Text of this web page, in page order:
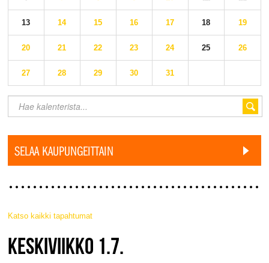
13 14 15 16 17 18 19
20 21 22 23 24 25 26
27 28 29 30 31
SELAA KAUPUNGEITTAIN
Katso kaikki tapahtumat
JAZZ FINLAND LIVE
KESKIVIIKKO 1.7.